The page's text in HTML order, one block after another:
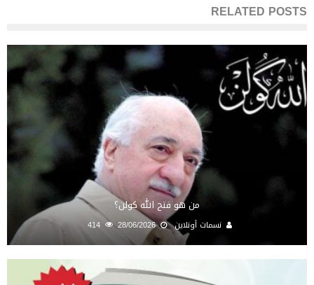
RELATED POSTS
من هو فتح الله كولن؟
نسمات أونلاين 28/06/2026
414